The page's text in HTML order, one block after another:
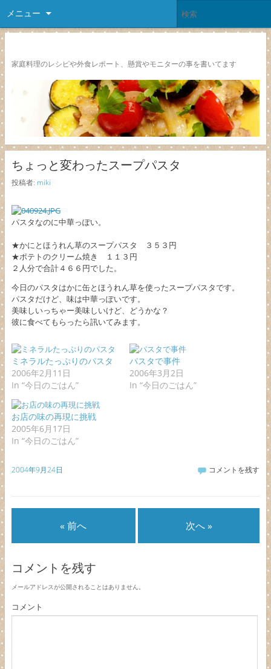
メニュー
家庭料理のレシピや外食レポート、懸賞やモニターの事を書いてます
ちょっと変わったスープパスタ
投稿者: miki
パスタなのに中華っぽい。
★かにとほうれん草のスープパスタ ３５３円
★ポテトのクリーム焼き １１３円
２人分で合計４６６円でした。
今日のパスタはかに缶とほうれん草を使ったスープパスタです。
パスタだけど、味は中華っぽいです。
美味しいっちゃー美味しいけど、どうかな？
彼に食べてもらったら訊いてみます。
ミネラルたっぷりのパスタ
2006年2月11日
In “今日のごはん”
パスタで事件
2006年3月2日
In “今日のごはん”
お店の味の再現に挑戦
2005年6月17日
In “今日のごはん”
2004年9月24日 コメントを残す
« 前へ 次へ »
コメントを残す
メールアドレスが公開されることはありません。
コメント